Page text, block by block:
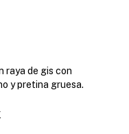
raya de gis con